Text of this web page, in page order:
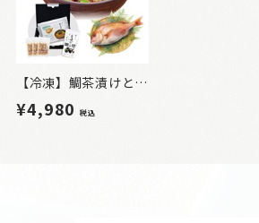
【冷凍】鯛茶漬けと旨味だしセット
¥4,980税込